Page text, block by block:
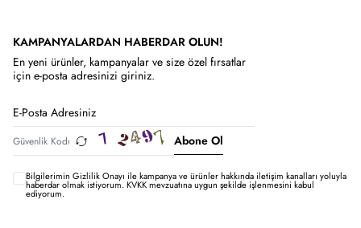
KAMPANYALARDAN HABERDAR OLUN!
En yeni ürünler, kampanyalar ve size özel fırsatlar
için e-posta adresinizi giriniz.
Abone Ol
Bilgilerimin Gizlilik Onayı ile kampanya ve ürünler hakkında iletişim kanalları yoluyla
haberdar olmak istiyorum.KVKK mevzuatına uygun şekilde işlenmesini kabul
ediyorum.